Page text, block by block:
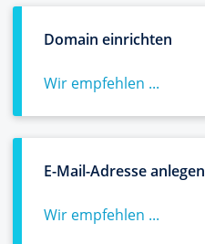
Domain einrichten
Wir empfehlen ...
E-Mail-Adresse anlegen
Wir empfehlen ...